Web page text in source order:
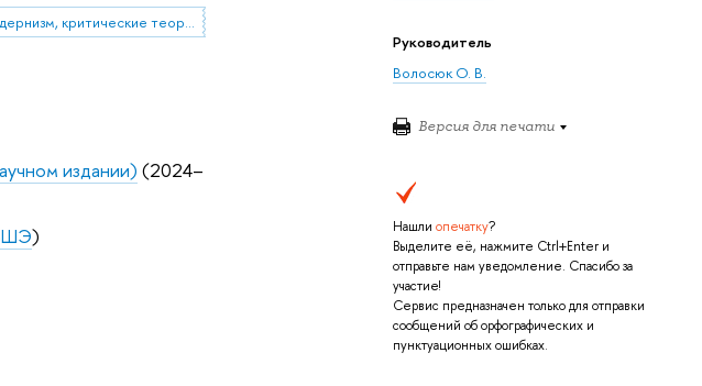
Руководитель
Волосюк О. В.
Версия для печати
Нашли опечатку?
Выделите её, нажмите Ctrl+Enter и
отправьте нам уведомление. Спасибо за
участие!
Сервис предназначен только для отправки
сообщений об орфографических и
пунктуационных ошибках.
теория международных отношений, конструктивизм, неореализм, неолиберализм, постмодернизм, критические теории международных отношений.
издании) (2024–
)